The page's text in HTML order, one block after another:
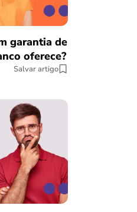
Achei muito rápido,
burocracia
garantia de
oferece?
Salvar artigo